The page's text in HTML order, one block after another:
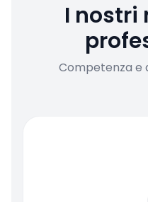
I nostri
Competenza e